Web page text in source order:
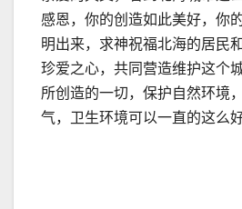
感恩，你的创造如此美好，你
明出来，求神祝福北海的居民
珍爱之心，共同营造维护这个
所创造的一切，保护自然环境
气，卫生环境可以一直的这么好